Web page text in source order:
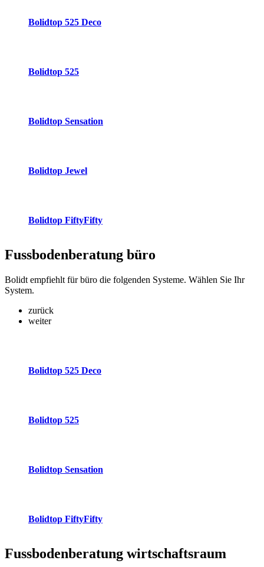
Bolidtop 525 Deco
Bolidtop 525
Bolidtop Sensation
Bolidtop Jewel
Bolidtop FiftyFifty
Fussbodenberatung büro
Bolidt empfiehlt für büro die folgenden Systeme. Wählen Sie Ihr
System.
zurück
weiter
Bolidtop 525 Deco
Bolidtop 525
Bolidtop Sensation
Bolidtop FiftyFifty
Fussbodenberatung wirtschaftsraum